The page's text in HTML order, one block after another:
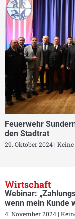
Feuerwehr
den Stadtrat
29. Oktober 2024
Wirtschaft
Webinar:
wenn mein Kunde
4. November 2024